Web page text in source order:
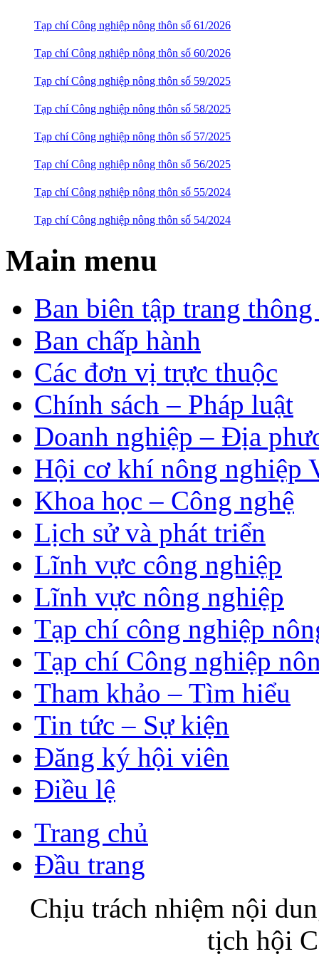
Tạp chí Công nghiệp nông thôn số 61/2026
Tạp chí Công nghiệp nông thôn số 60/2026
Tạp chí Công nghiệp nông thôn số 59/2025
Tạp chí Công nghiệp nông thôn số 58/2025
Tạp chí Công nghiệp nông thôn số 57/2025
Tạp chí Công nghiệp nông thôn số 56/2025
Tạp chí Công nghiệp nông thôn số 55/2024
Tạp chí Công nghiệp nông thôn số 54/2024
Main menu
Ban biên tập trang
Ban chấp hành
Các đơn vị trực thuộc
Chính sách – Pháp luật
Doanh nghiệp – Địa
Hội cơ khí nông nghiệp
Khoa học – Công nghệ
Lịch sử và phát triển
Lĩnh vực công nghiệp
Lĩnh vực nông nghiệp
Tạp chí công nghiệp
Tạp chí Công nghiệp
Tham khảo – Tìm hiểu
Tin tức – Sự kiện
Đăng ký hội viên
Điều lệ
Trang chủ
Đầu trang
Chịu trách nhiệm nội
tịch hội